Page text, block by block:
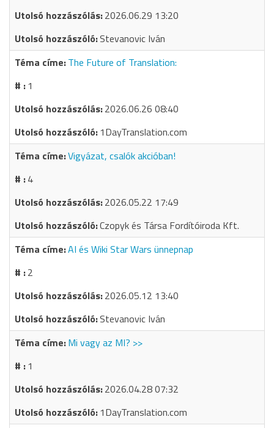
2026.06.29 13:20
Stevanovic Iván
The Future of Translation:
1
2026.06.26 08:40
1DayTranslation.com
Vigyázat, csalók akcióban!
4
2026.05.22 17:49
Czopyk és Társa Fordítóiroda Kft.
AI és Wiki Star Wars ünnepnap
2
2026.05.12 13:40
Stevanovic Iván
Mi vagy az MI? >>
1
2026.04.28 07:32
1DayTranslation.com